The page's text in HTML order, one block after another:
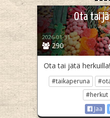
Ota tai
290
2026-01-31
Ota tai jätä
#taikaperuna
#herkut
Jaa